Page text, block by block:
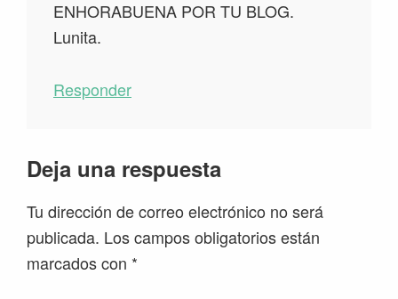
ENHORABUENA POR TU BLOG.
Lunita.
Responder
Deja una respuesta
Tu dirección de correo electrónico no será
publicada. Los campos obligatorios están
marcados con *